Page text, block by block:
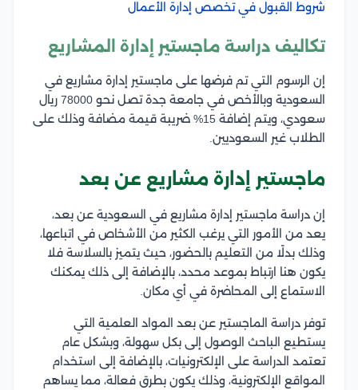
شروط القبول في تخصص إدارة الأعمال
تكاليف دراسة ماجستير إدارة المشاريع
إن الرسوم التي تم فرضها على ماجستير إدارة مشاريع في
السعودية وبالأخص في جامعة جدة تصل نحو 78000 ريال
سعودي، ويتم إضافة 15% ضريبة قيمة مضافة وذلك على
الطلاب غير السعوديين.
ماجستير إدارة مشاريع عن بعد
إن دراسة ماجستير إدارة مشاريع في السعودية عن بعد،
يعد من الأمور التي يرغب الكثير من الأشخاص في اتباعها،
وذلك بدلًا من التعليم بالحضور، حيث يتميز بالسلاسة فلا
يكون هنا ارتباط بموعد محدد، بالإضافة إلى ذلك يمكنك
الاستماع إلى المحاضرة في أي مكان.
توفر دراسة الماجستير عن بعد المواد العلمية التي
يستطيع الباحث الوصول إلى بكل سهولة، وبشكل عام
تعتمد الدراسة على الإلكترونيات، بالإضافة إلى استخدام
المواقع الإلكترونية، وذلك يكون بطرق فعالة، مما يساهم